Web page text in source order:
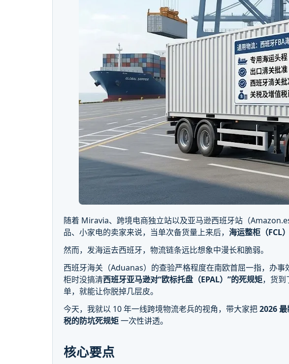
随着 Miravia、跨境电商独立站以及亚马逊西班牙站（
品、小家电的卖家来说，当单次备货量上来后，海运整柜（FCL
然而，发海运去西班牙，物流链条远比想象中漫长和脆弱。
西班牙海关（Aduanas）的查验严格程度在南欧首屈一指，办
柜时没搞清西班牙亚马逊对“欧标托盘（EPAL）”的死规矩，货
单，就能让你脱掉几层皮。
今天，我就以 10 年一线跨境物流老兵的视角，带大家把2026
税的防坑死规矩一次性讲透。
核心要点